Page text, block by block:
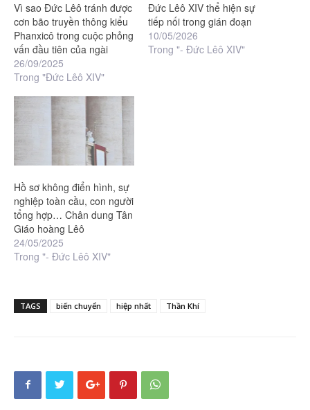
Vì sao Đức Lêô tránh được
cơn bão truyền thông kiểu
Phanxicô trong cuộc phỏng
vấn đầu tiên của ngài
26/09/2025
Trong "Đức Lêô XIV"
Đức Lêô XIV thể hiện sự
tiếp nối trong gián đoạn
10/05/2026
Trong "- Đức Lêô XIV"
Hồ sơ không điển hình, sự
nghiệp toàn cầu, con người
tổng hợp… Chân dung Tân
Giáo hoàng Lêô
24/05/2025
Trong "- Đức Lêô XIV"
TAGS biến chuyển hiệp nhất Thần Khí